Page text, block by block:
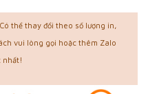
thể thay đổi theo số lượng in,
vui lòng gọi hoặc thêm Zalo
nhất!